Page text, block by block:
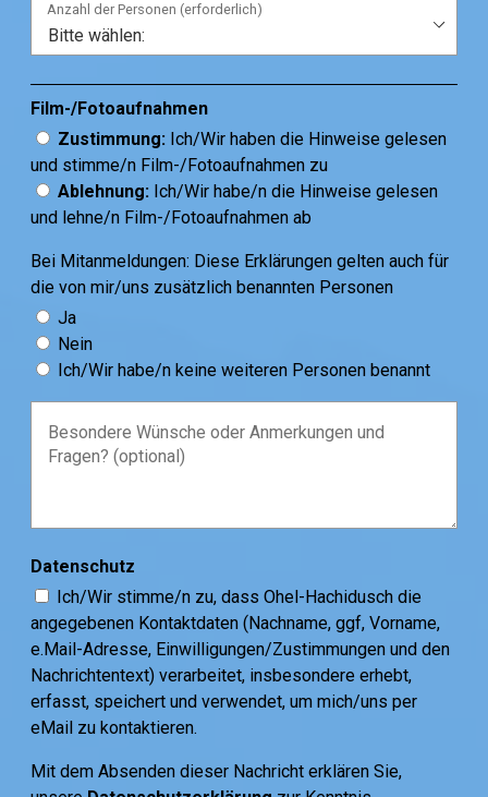
Anzahl der Personen (erforderlich)
Film-/Fotoaufnahmen
Zustimmung: Ich/Wir haben die Hinweise gelesen
und stimme/n Film-/Fotoaufnahmen zu
Ablehnung: Ich/Wir habe/n die Hinweise gelesen
und lehne/n Film-/Fotoaufnahmen ab
Bei Mitanmeldungen: Diese Erklärungen gelten auch für
die von mir/uns zusätzlich benannten Personen
Ja
Nein
Ich/Wir habe/n keine weiteren Personen benannt
Datenschutz
Ich/Wir stimme/n zu, dass Ohel-Hachidusch die
angegebenen Kontaktdaten (Nachname, ggf, Vorname,
e.Mail-Adresse, Einwilligungen/Zustimmungen und den
Nachrichtentext) verarbeitet, insbesondere erhebt,
erfasst, speichert und verwendet, um mich/uns per
eMail zu kontaktieren.
Mit dem Absenden dieser Nachricht erklären Sie,